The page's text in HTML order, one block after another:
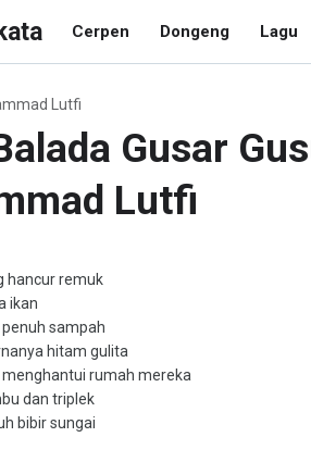
Cerpen Dongeng Lagu
Lutfi
Gusar
Lutfi
hancur remuk
ikan
sampah
hitam gulita
menghantui rumah mereka
dan triplek
bibir sungai